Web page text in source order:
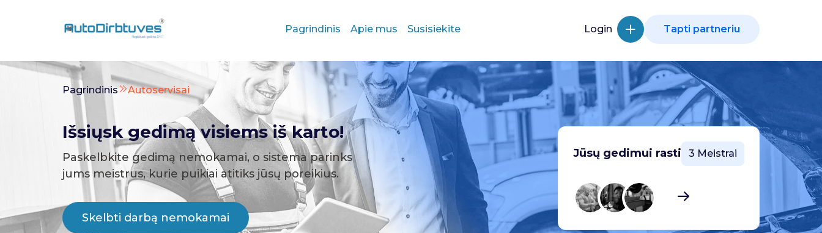
Pagrindinis Apie mus Susisiekite Login Tapti partneriu
Pagrindinis Autoservisai
Išsiųsk gedimą visiems iš karto!
Paskelbkite gedimą nemokamai, o sistema parinks
jums meistrus, kurie puikiai atitiks jūsų poreikius.
Skelbti darbą nemokamai
Jūsų gedimui rasti 3 Meistrai